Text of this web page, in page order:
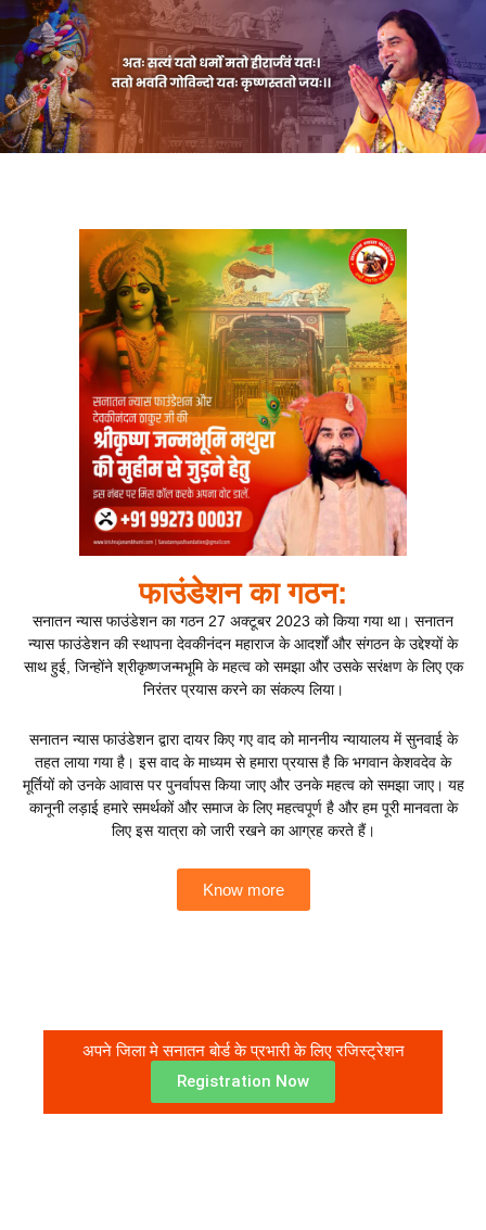
फाउंडेशन का गठन:
सनातन न्यास फाउंडेशन का गठन 27 अक्टूबर 2023 को किया गया था। सनातन
न्यास फाउंडेशन की स्थापना देवकीनंदन महाराज के आदर्शों और संगठन के उद्देश्यों के
साथ हुई, जिन्होंने श्रीकृष्णजन्मभूमि के महत्व को समझा और उसके सरंक्षण के लिए एक
निरंतर प्रयास करने का संकल्प लिया।
सनातन न्यास फाउंडेशन द्वारा दायर किए गए वाद को माननीय न्यायालय में सुनवाई के
तहत लाया गया है। इस वाद के माध्यम से हमारा प्रयास है कि भगवान केशवदेव के
मूर्तियों को उनके आवास पर पुनर्वापस किया जाए और उनके महत्व को समझा जाए। यह
कानूनी लड़ाई हमारे समर्थकों और समाज के लिए महत्वपूर्ण है और हम पूरी मानवता के
लिए इस यात्रा को जारी रखने का आग्रह करते हैं।
Know more
अपने जिला मे सनातन बोर्ड के प्रभारी के लिए रजिस्ट्रेशन
Registration Now